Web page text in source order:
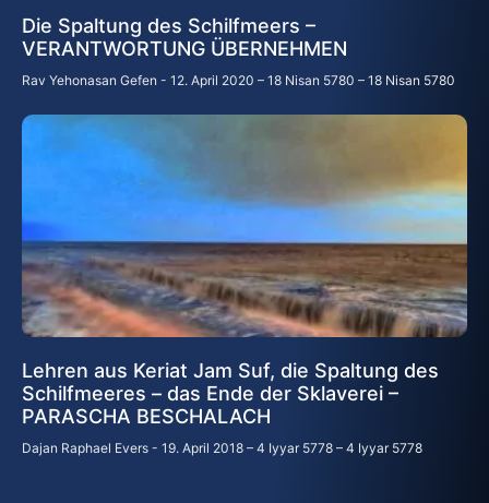
Die Spaltung des Schilfmeers –
VERANTWORTUNG ÜBERNEHMEN
Rav Yehonasan Gefen 12. April 2020 – 18 Nisan 5780 – 18 Nisan 5780
Lehren aus Keriat Jam Suf, die Spaltung des
Schilfmeeres – das Ende der Sklaverei –
PARASCHA BESCHALACH
Dajan Raphael Evers 19. April 2018 – 4 Iyyar 5778 – 4 Iyyar 5778